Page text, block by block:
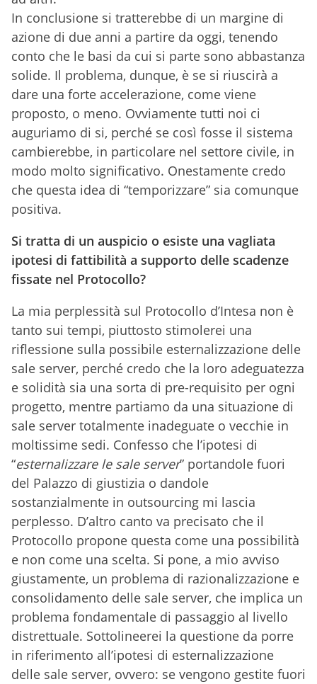
In conclusione si tratterebbe di un margine di
azione di due anni a partire da oggi, tenendo
conto che le basi da cui si parte sono abbastanza
solide. Il problema, dunque, è se si riuscirà a
dare una forte accelerazione, come viene
proposto, o meno. Ovviamente tutti noi ci
auguriamo di si, perché se così fosse il sistema
cambierebbe, in particolare nel settore civile, in
modo molto significativo. Onestamente credo
che questa idea di “temporizzare” sia comunque
positiva.
Si tratta di un auspicio o esiste una vagliata
ipotesi di fattibilità a supporto delle scadenze
fissate nel Protocollo?
La mia perplessità sul Protocollo d’Intesa non è
tanto sui tempi, piuttosto stimolerei una
riflessione sulla possibile esternalizzazione delle
sale server, perché credo che la loro adeguatezza
e solidità sia una sorta di pre-requisito per ogni
progetto, mentre partiamo da una situazione di
sale server totalmente inadeguate o vecchie in
moltissime sedi. Confesso che l’ipotesi di
“esternalizzare le sale server” portandole fuori
del Palazzo di giustizia o dandole
sostanzialmente in outsourcing mi lascia
perplesso. D’altro canto va precisato che il
Protocollo propone questa come una possibilità
e non come una scelta. Si pone, a mio avviso
giustamente, un problema di razionalizzazione e
consolidamento delle sale server, che implica un
problema fondamentale di passaggio al livello
distrettuale. Sottolineerei la questione da porre
in riferimento all’ipotesi di esternalizzazione
delle sale server, ovvero: se vengono gestite fuori